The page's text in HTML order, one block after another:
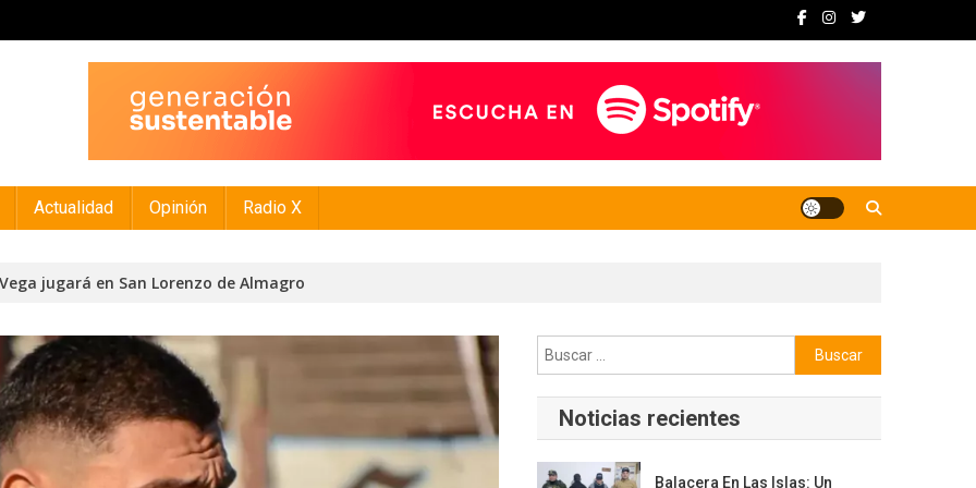
Actualidad Opinión Radio X
jugará en San Lorenzo de Almagro
Buscar:
Noticias recientes
Balacera En Las Islas: Un